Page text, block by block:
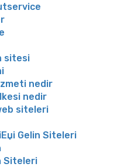
sitesi
nedir
nedir
siteleri
Gelin Siteleri
Siteleri